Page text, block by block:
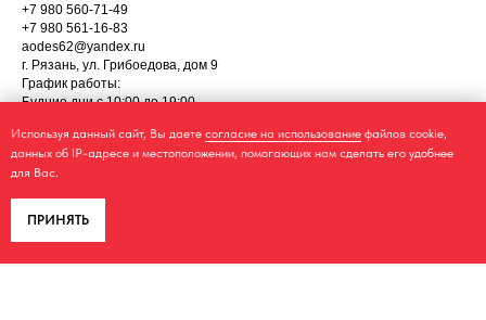
+7 980 560-71-49
+7 980 561-16-83
aodes62@yandex.ru
г. Рязань, ул. Грибоедова, дом 9
График работы:
Будние дни с 10:00 до 19:00
Используя данный сайт, Вы даете согласие на использование файлов cookie,
данных об IP-адресе и местоположении, помогающих нам сделать его удобнее
для Вас.
ПРИНЯТЬ